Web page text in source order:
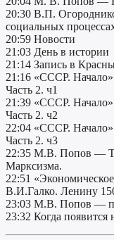
20:30 В.П.
социальных
20:59 Новости
21:03 День в истории
21:14 Запись в
21:16 «СССР.
Часть 2. ч1
21:39 «СССР.
Часть 2. ч2
22:04 «СССР.
Часть 2. ч3
22:35 М.В. Попов —
Марксизма.
22:51
В.И.Галко. Ленину
23:03 М.В. Попов —
23:32 Когда